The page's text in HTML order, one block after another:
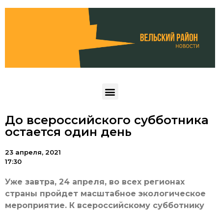
До всероссийского субботника
остается один день
23 апреля, 2021
17:30
Уже завтра, 24 апреля, во всех регионах
страны пройдет масштабное экологическое
мероприятие. К всероссийскому субботнику